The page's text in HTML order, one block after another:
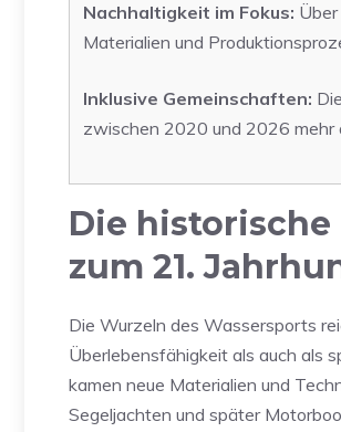
Nachhaltigkeit im Fokus:
Materialien und
Inklusive Gemeinschaften:
zwischen 2020 und 2026 mehr
Die
zum 21.
Die Wurzeln des Wassersports
Überlebensfähigkeit als auch als
kamen neue Materialien und
Segeljachten und später